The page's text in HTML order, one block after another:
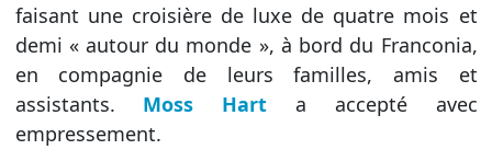
faisant une croisière de luxe de quatre mois et
demi « autour du monde », à bord du Franconia,
en compagnie de leurs familles, amis et
assistants. Moss Hart a accepté avec
empressement.